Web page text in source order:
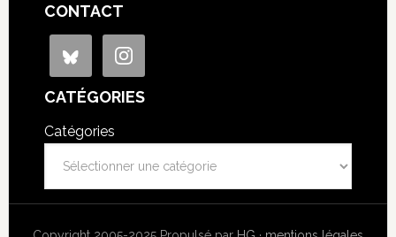
CONTACT
CATÉGORIES
Catégories